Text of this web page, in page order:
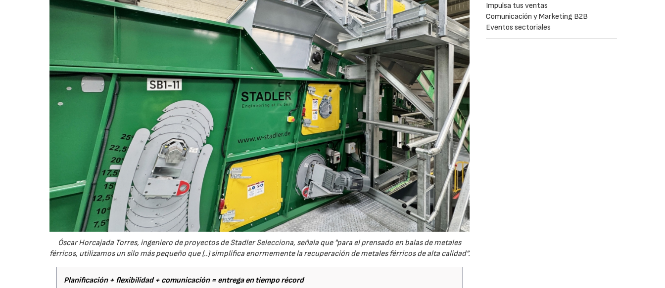
Óscar Horcajada Torres, ingeniero de proyectos de Stadler Selecciona, señala que "para el prensado en balas de metales
férricos, utilizamos un silo más pequeño que (..) simplifica enormemente la recuperación de metales férricos de alta calidad”.
Planificación + flexibilidad + comunicación = entrega en tiempo récord
Impulsa tus ventas
Comunicación y Marketing B2B
Eventos sectoriales